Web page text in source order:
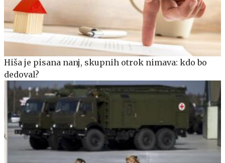
Hiša je pisana nanj, skupnih otrok nimava: kdo bo
dedoval?